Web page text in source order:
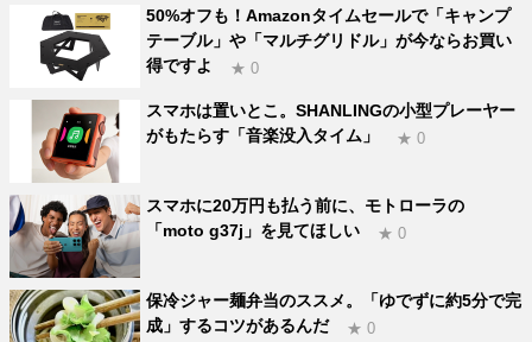
50%オフも！Amazonタイムセールで「キャンプ
テーブル」や「マルチグリドル」が今ならお買い
得ですよ
★ 0
スマホは置いとこ。SHANLINGの小型プレーヤー
がもたらす「音楽没入タイム」
★ 0
スマホに20万円も払う前に、モトローラの
「moto g37j」を見てほしい
★ 0
保冷ジャー麺弁当のススメ。「ゆでずに約5分で完
成」するコツがあるんだ
★ 0